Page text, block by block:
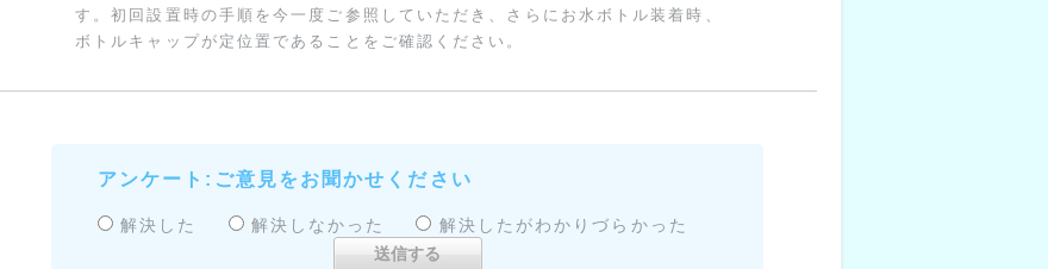
す。初回設置時の手順を今一度ご参照していただき、さらにお水ボトル装着時、
ボトルキャップが定位置であることをご確認ください。
アンケート:ご意見をお聞かせください
解決した 解決しなかった 解決したがわかりづらかった